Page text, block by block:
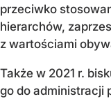
przeciwko
hierarchów,
z wartościami
Także w 2021 r.
go do administracji